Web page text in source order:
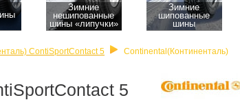
Зимние
нешипованные
шины «липучки»
Зимние
шипованные
шины
ContiSportContact 5
Continental(Континенталь)
5